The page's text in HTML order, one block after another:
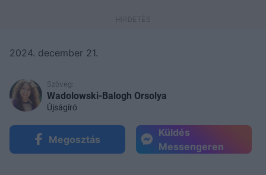
2024. december 21.
Szöveg:
Wadolowski-Balogh Orsolya
Újságíró
Megosztás
Küldés
Messengeren